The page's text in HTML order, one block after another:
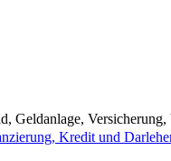
Geldanlage,
Kredit und